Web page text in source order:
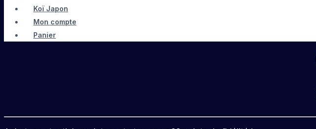
Koï Japon
Mon compte
Panier